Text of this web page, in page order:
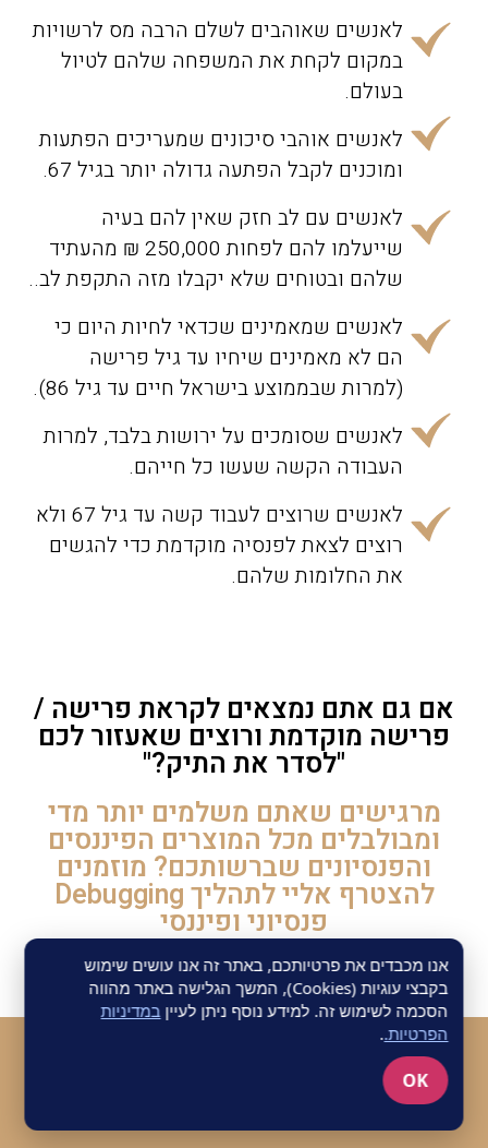
לאנשים שאוהבים לשלם הרבה מס לרשויות
במקום לקחת את המשפחה שלהם לטיול
בעולם.
לאנשים אוהבי סיכונים שמעריכים הפתעות
ומוכנים לקבל הפתעה גדולה יותר בגיל 67.
לאנשים עם לב חזק שאין להם בעיה
שייעלמו להם לפחות 250,000 ₪ מהעתיד
שלהם ובטוחים שלא יקבלו מזה התקפת לב..
לאנשים שמאמינים שכדאי לחיות היום כי
הם לא מאמינים שיחיו עד גיל פרישה
(למרות שבממוצע בישראל חיים עד גיל 86).
לאנשים שסומכים על ירושות בלבד, למרות
העבודה הקשה שעשו כל חייהם.
לאנשים שרוצים לעבוד קשה עד גיל 67 ולא
רוצים לצאת לפנסיה מוקדמת כדי להגשים
את החלומות שלהם.
אם גם אתם נמצאים לקראת פרישה /
פרישה מוקדמת ורוצים שאעזור לכם
"לסדר את התיק?"
מרגישים שאתם משלמים יותר מדי
ומבולבלים מכל המוצרים הפיננסים
והפנסיונים שברשותכם? מוזמנים
להצטרף אליי לתהליך Debugging
פנסיוני ופיננסי
אנו מכבדים את פרטיותכם, באתר זה אנו עושים שימוש
בקבצי עוגיות (Cookies), המשך הגלישה באתר מהווה
הסכמה לשימוש זה. למידע נוסף ניתן לעייןבמדיניות
הפרטיות..
OK